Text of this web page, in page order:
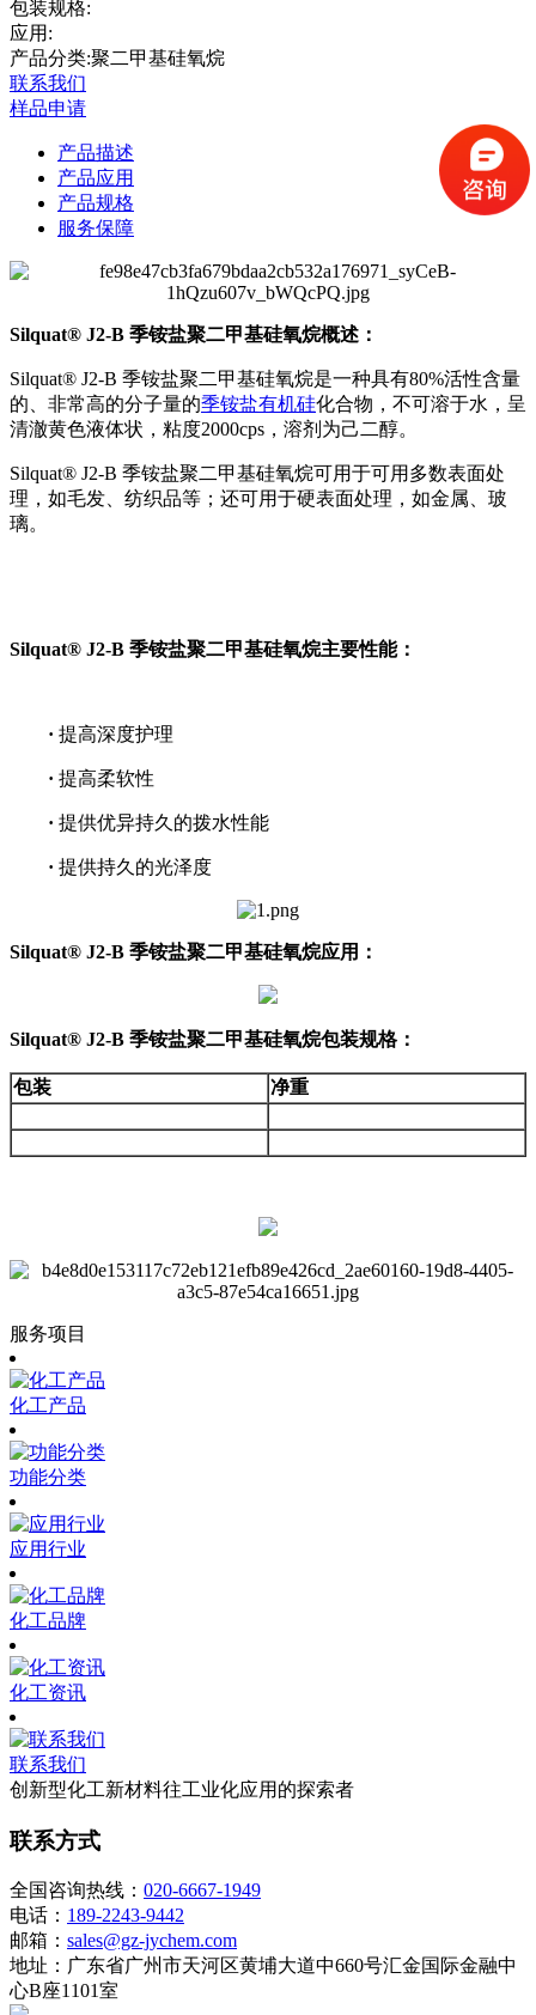
包装规格:
应用:
产品分类:聚二甲基硅氧烷
联系我们
样品申请
产品描述
产品应用
产品规格
服务保障
Silquat® J2-B 季铵盐聚二甲基硅氧烷概述：
Silquat® J2-B 季铵盐聚二甲基硅氧烷是一种具有80%活性含量
的、非常高的分子量的季铵盐有机硅化合物，不可溶于水，呈
清澈黄色液体状，粘度2000cps，溶剂为己二醇。
Silquat® J2-B 季铵盐聚二甲基硅氧烷可用于可用多数表面处
理，如毛发、纺织品等；还可用于硬表面处理，如金属、玻
璃。
Silquat® J2-B 季铵盐聚二甲基硅氧烷主要性能：
· 提高深度护理
· 提高柔软性
· 提供优异持久的拨水性能
· 提供持久的光泽度
Silquat® J2-B 季铵盐聚二甲基硅氧烷应用：
Silquat® J2-B 季铵盐聚二甲基硅氧烷包装规格：
包装 净重
服务项目
化工产品
功能分类
应用行业
化工品牌
化工资讯
联系我们
创新型化工新材料往工业化应用的探索者
联系方式
全国咨询热线： 020-6667-1949
电话： 189-2243-9442
邮箱： sales@gz-jychem.com
地址：广东省广州市天河区黄埔大道中660号汇金国际金融中
心B座1101室